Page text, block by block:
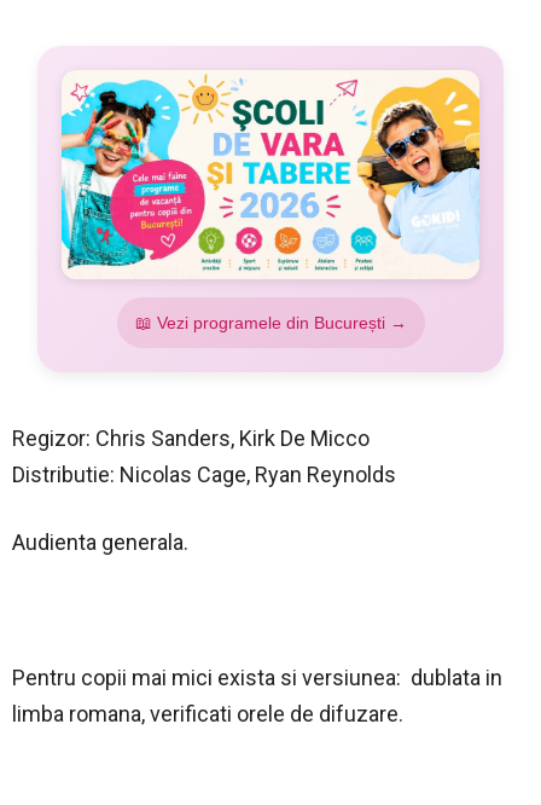
📖 Vezi programele din București →
Regizor: Chris Sanders, Kirk De Micco
Distributie: Nicolas Cage, Ryan Reynolds
Audienta generala.
Pentru copii mai mici exista si versiunea: dublata in
limba romana, verificati orele de difuzare.